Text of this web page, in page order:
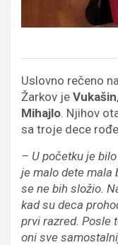
Uslovno rečeno
Žarkov je Vukašin
Mihajlo. Njihov
sa troje dece
– U početku je
je malo dete mala
se ne bih složio.
kad su deca
prvi razred. Posle
oni sve